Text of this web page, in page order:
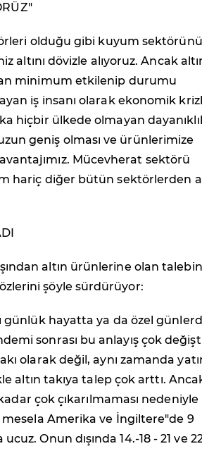
olduğu gibi kuyum
dövizle alıyoruz. Ancak
minimum etkilenip durumu
iş insanı olarak ekonomik
hiçbir ülkede olmayan
geniş olması ve ürünlerimize
Mücevherat sektörü
hariç diğer bütün sektörlerden
altın ürünlerine olan talebin
şöyle sürdürüyor:
günlük hayatta ya da özel
sonrası bu anlayış çok
olarak değil, aynı zamanda
altın takıya talep çok arttı.
kadar çok çıkarılmaması nedeniyle
mesela Amerika ve İngiltere"de 9
Onun dışında 14.-18 - 21 ve